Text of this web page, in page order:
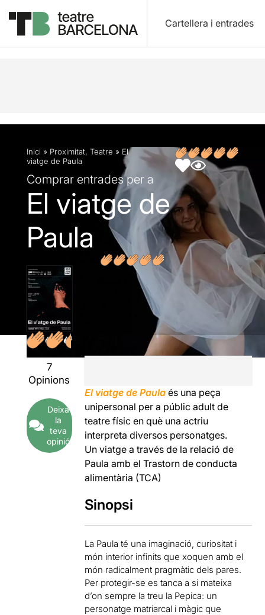
Cartellera i entrades
Descripció Fitxa artística Opinions
Inici » Proximitat, Teatre » El
viatge de Paula
Comprar entrades per a
El viatge de
Paula
7
Opinions
Deixa
la
teva
opinió
El viatge de Paula és una peça
unipersonal per a públic adult de
teatre físic en què una actriu
interpreta diversos personatges.
Un viatge a través de la relació de
Paula amb el Trastorn de conducta
alimentària (TCA)
Sinopsi
La Paula té una imaginació, curiositat i
món interior infinits que xoquen amb el
món radicalment pragmàtic dels pares.
Per protegir-se es tanca a si mateixa
d’on sempre la treu la Pepica: un
personatge matriarcal i màgic que